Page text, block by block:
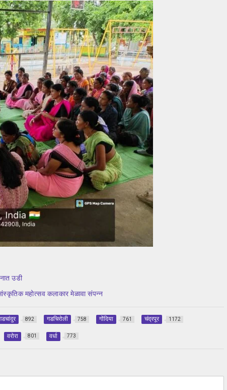
उडी
महोत्सव कलाकार मेळावा संपन्न
892 गडचिरोली 758 गोंदिया 761 चंद्रपूर 1172
वरोरा 801 वर्धा 773